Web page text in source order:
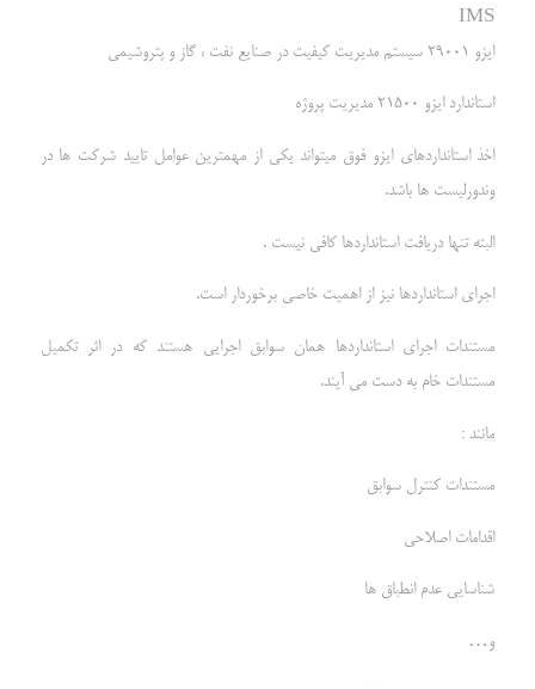
IMS
ایزو 29001 سیستم مدیریت کیفیت در صنایع نفت ، گاز و پتروشیمی
استاندارد ایزو 21500 مدیریت پروژه
اخذ استانداردهای ایزو فوق میتواند یکی از مهمترین عوامل تایید شرکت ها در
وندورلیست ها باشد.
البته تنها دریافت استانداردها کافی نیست .
اجرای استانداردها نیز از اهمیت خاصی برخوردار است.
مستندات اجرای استانداردها همان سوابق اجرایی هستند که در اثر تکمیل
مستندات خام به دست می آیند.
مانند :
مستندات کنترل سوابق
اقدامات اصلاحی
شناسایی عدم انطباق ها
و…